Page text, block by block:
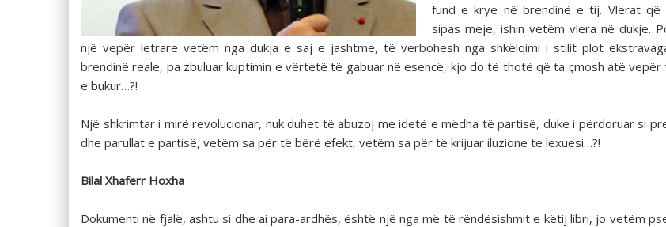
fund e krye në brendinë e tij. Vlerat që
sipas meje, ishin vetëm vlera në dukje.
një vepër letrare vetëm nga dukja e saj e jashtme, të verbohesh nga shkëlqimi i stilit plot
brendinë reale, pa zbuluar kuptimin e vërtetë të gabuar në esencë, kjo do të thotë që ta çmosh atë
e bukur…?!
Një shkrimtar i mirë revolucionar, nuk duhet të abuzoj me idetë e mëdha të partisë, duke i përdoruar si
dhe parullat e partisë, vetëm sa për të bërë efekt, vetëm sa për të krijuar iluzione te lexuesi…?!
Bilal Xhaferr Hoxha
Dokumenti në fjalë, ashtu si dhe ai para-ardhës, është një nga më të rëndësishmit e këtij libri, jo vetëm